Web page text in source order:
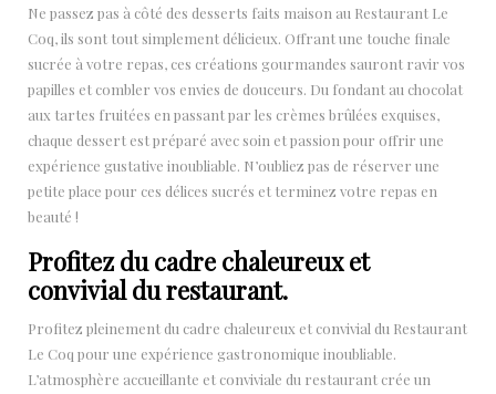
Ne passez pas à côté des desserts faits maison au Restaurant Le
Coq, ils sont tout simplement délicieux. Offrant une touche finale
sucrée à votre repas, ces créations gourmandes sauront ravir vos
papilles et combler vos envies de douceurs. Du fondant au chocolat
aux tartes fruitées en passant par les crèmes brûlées exquises,
chaque dessert est préparé avec soin et passion pour offrir une
expérience gustative inoubliable. N’oubliez pas de réserver une
petite place pour ces délices sucrés et terminez votre repas en
beauté !
Profitez du cadre chaleureux et
convivial du restaurant.
Profitez pleinement du cadre chaleureux et convivial du Restaurant
Le Coq pour une expérience gastronomique inoubliable.
L’atmosphère accueillante et conviviale du restaurant crée un